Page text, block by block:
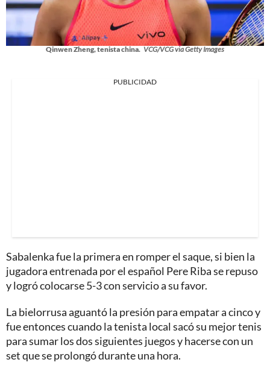
Qinwen Zheng, tenista china. VCG/VCG via Getty Images
PUBLICIDAD
Sabalenka fue la primera en romper el saque, si bien la
jugadora entrenada por el español Pere Riba se repuso
y logró colocarse 5-3 con servicio a su favor.
La bielorrusa aguantó la presión para empatar a cinco y
fue entonces cuando la tenista local sacó su mejor tenis
para sumar los dos siguientes juegos y hacerse con un
set que se prolongó durante una hora.